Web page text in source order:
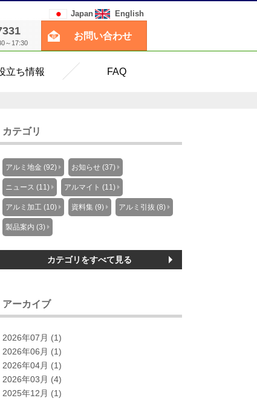
Japan English
～17:30
お問い合わせ
立ち情報 FAQ
カテゴリ
アルミ地金 (92) お知らせ (37)
ニュース (11) アルマイト (11)
アルミ加工 (10) 資料集 (9) アルミ引抜 (8)
製品案内 (3)
カテゴリをすべて見る
アーカイブ
2026年07月 (1)
2026年06月 (1)
2026年04月 (1)
2026年03月 (4)
2025年12月 (1)